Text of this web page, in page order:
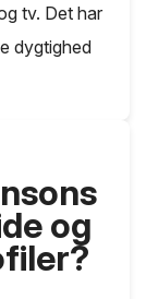
tv. Det har
dygtighed
og